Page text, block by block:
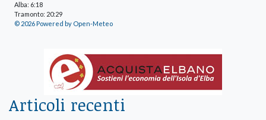
Alba: 6:18
Tramonto: 20:29
© 2026 Powered by Open-Meteo
Articoli recenti